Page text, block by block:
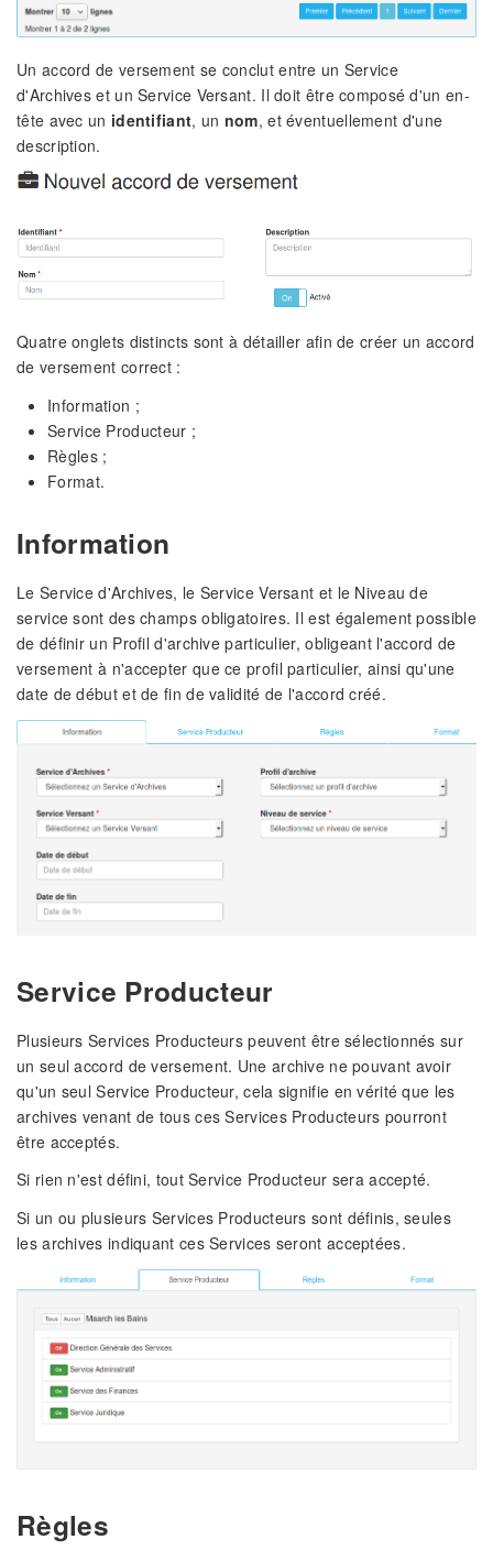
Un accord de versement se conclut entre un Service
d'Archives et un Service Versant. Il doit être composé d'un en-
tête avec un identifiant, un nom, et éventuellement d'une
description.
Quatre onglets distincts sont à détailler afin de créer un accord
de versement correct :
Information ;
Service Producteur ;
Règles ;
Format.
Information
Le Service d'Archives, le Service Versant et le Niveau de
service sont des champs obligatoires. Il est également possible
de définir un Profil d'archive particulier, obligeant l'accord de
versement à n'accepter que ce profil particulier, ainsi qu'une
date de début et de fin de validité de l'accord créé.
Service Producteur
Plusieurs Services Producteurs peuvent être sélectionnés sur
un seul accord de versement. Une archive ne pouvant avoir
qu'un seul Service Producteur, cela signifie en vérité que les
archives venant de tous ces Services Producteurs pourront
être acceptés.
Si rien n'est défini, tout Service Producteur sera accepté.
Si un ou plusieurs Services Producteurs sont définis, seules
les archives indiquant ces Services seront acceptées.
Règles